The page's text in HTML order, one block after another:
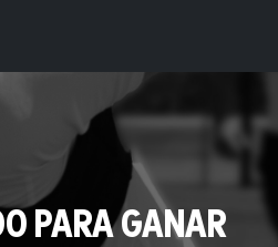
PARA GANAR